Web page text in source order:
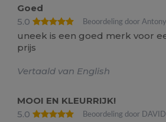
Goed
5.0
Beoordeling door
uneek is een goed merk voor
prijs
Vertaald van English
MOOI EN KLEURRIJK!
5.0
Beoordeling door